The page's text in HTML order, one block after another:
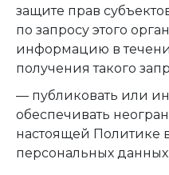
защите прав
по запросу этого
информацию в
получения такого
— публиковать или
обеспечивать
настоящей Политике
персональных данных;